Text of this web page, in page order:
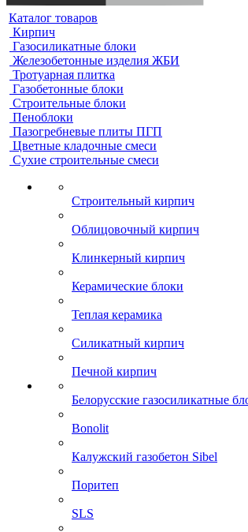
Каталог товаров
Кирпич
Газосиликатные блоки
Железобетонные изделия ЖБИ
Тротуарная плитка
Газобетонные блоки
Строительные блоки
Пеноблоки
Пазогребневые плиты ПГП
Цветные кладочные смеси
Сухие строительные смеси
Строительный кирпич
Облицовочный кирпич
Клинкерный кирпич
Керамические блоки
Теплая керамика
Силикатный кирпич
Печной кирпич
Белорусские газосиликатные
Bonolit
Калужский газобетон Sibel
Поритеп
SLS